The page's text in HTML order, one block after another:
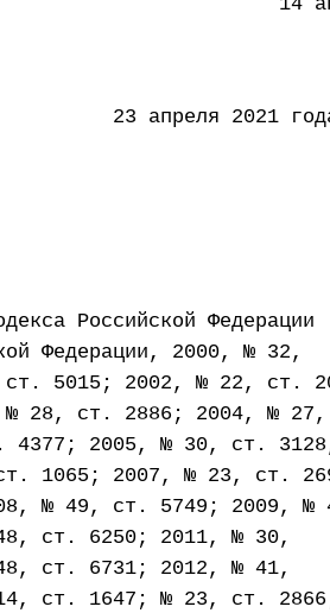
2021
Российской Федерации
Федерации, 2000, № 32,
5015; 2002, № 22, ст.
28, ст. 2886; 2004, № 27,
2005, № 30, ст.
1065; 2007, № 23, ст.
№ 49, ст. 5749; 2009, №
ст. 6250; 2011, № 30,
ст. 6731; 2012, № 41,
ст. 1647; № 23, ст.